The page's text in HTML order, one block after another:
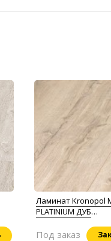
Ламинат Kronopol
PLATINIUM ДУБ
Под заказ